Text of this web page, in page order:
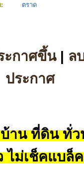
ตราด
ะกาศขึ้น| ล
ประกาศ
าน ที่ดิน ทั่ว
ไม่เช็คแบล็